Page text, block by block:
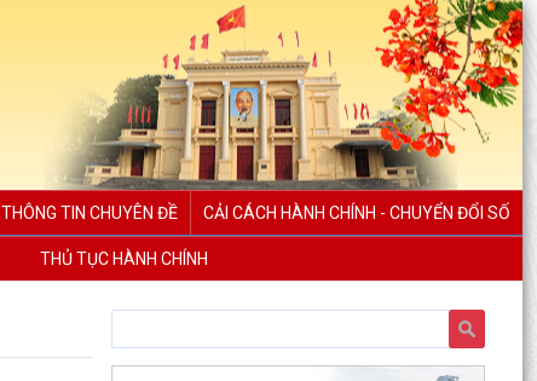
THÔNG TIN CHUYÊN ĐỀ CẢI CÁCH HÀNH CHÍNH - CHUYỂN ĐỔI SỐ
THỦ TỤC HÀNH CHÍNH